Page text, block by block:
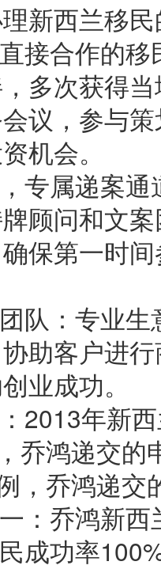
新西兰移
接合作的
多次获得
议，参与
机会。
专属递案
顾问和文
保第一时
队：专业
助客户进
业成功。
2013年新
乔鸿递交
，乔鸿递
：乔鸿新
成功率